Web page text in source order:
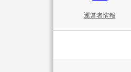
運営者情報